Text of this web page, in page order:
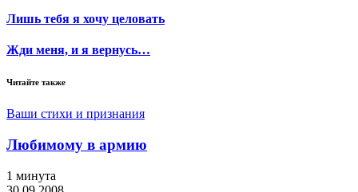
Лишь тебя я хочу целовать
Жди меня, и я вернусь…
Читайте также
Ваши стихи и признания
Любимому в армию
1 минута